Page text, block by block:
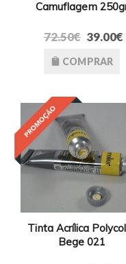
Camuflagem
72.50€ 39.00€
COMPRAR
Tinta Acrílica
Bege 021